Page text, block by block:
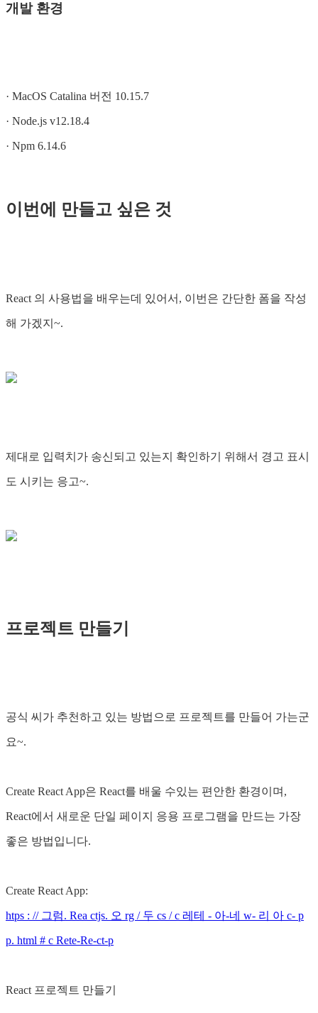
개발 환경
· MacOS Catalina 버전 10.15.7
· Node.js v12.18.4
· Npm 6.14.6
이번에 만들고 싶은 것
React 의 사용법을 배우는데 있어서, 이번은 간단한 폼을 작성
해 가겠지~.
제대로 입력치가 송신되고 있는지 확인하기 위해서 경고 표시
도 시키는 응고~.
프로젝트 만들기
공식 씨가 추천하고 있는 방법으로 프로젝트를 만들어 가는군
요~.
Create React App은 React를 배울 수있는 편안한 환경이며,
React에서 새로운 단일 페이지 응용 프로그램을 만드는 가장
좋은 방법입니다.
Create React App:
htps : // 그럼. Rea ctjs. 오 rg / 두 cs / c 레테 - 아-네 w- 리 아 c- p
p. html # c Rete-Re-ct-p
React 프로젝트 만들기